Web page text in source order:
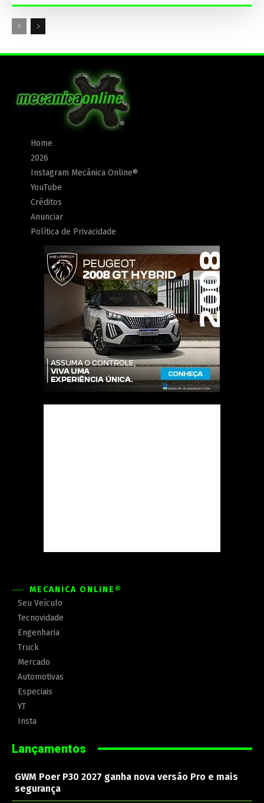
Home
2026
Instagram Mecânica Online®
YouTube
Créditos
Anunciar
Política de Privacidade
MECÂNICA ONLINE®
Seu Veículo
Tecnovidade
Engenharia
Truck
Mercado
Automotivas
Especiais
YT
Insta
Lançamentos
GWM Poer P30 2027 ganha nova versão Pro e mais
segurança